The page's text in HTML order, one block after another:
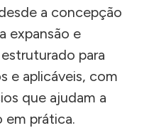
a concepção
expansão e
para
e aplicáveis, com
que ajudam a
prática.